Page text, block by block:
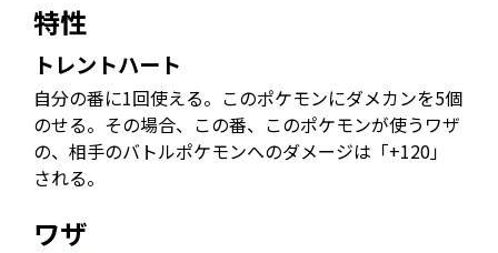
特性
トレントハート
自分の番に1回使える。このポケモンにダメカンを5個
のせる。その場合、この番、このポケモンが使うワザ
の、相手のバトルポケモンへのダメージは「+120」
される。
ワザ